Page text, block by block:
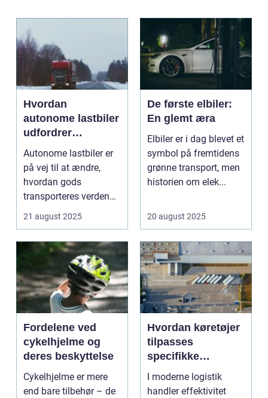
Hvordan
autonome lastbiler
udfordrer
traditionel logistik
Autonome lastbiler er
på vej til at ændre,
hvordan gods
transporteres verden
over. Udsty...
21 august 2025
De første elbiler:
En glemt æra
Elbiler er i dag blevet et
symbol på fremtidens
grønne transport, men
historien om elek...
20 august 2025
Fordelene ved
cykelhjelme og
deres beskyttelse
Cykelhjelme er mere
end bare tilbehør – de
Hvordan køretøjer
tilpasses
specifikke
logistiske opgaver
I moderne logistik
handler effektivitet